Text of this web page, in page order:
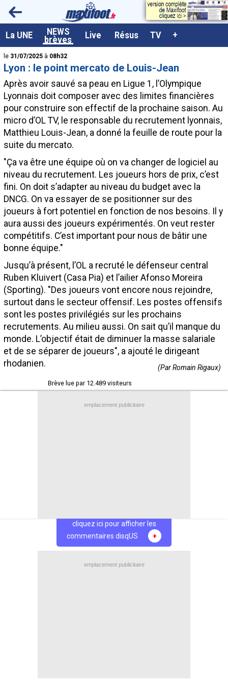
La UNE NEWS
brèves Live Résus TV +
<
le 31/07/2025 à 08h32
Lyon : le point mercato de Louis-Jean
Après avoir sauvé sa peau en Ligue 1, l’Olympique
Lyonnais doit composer avec des limites financières
pour construire son effectif de la prochaine saison. Au
micro d’OL TV, le responsable du recrutement lyonnais,
Matthieu Louis-Jean, a donné la feuille de route pour la
suite du mercato.
"Ça va être une équipe où on va changer de logiciel au
niveau du recrutement. Les joueurs hors de prix, c’est
fini. On doit s’adapter au niveau du budget avec la
DNCG. On va essayer de se positionner sur des
joueurs à fort potentiel en fonction de nos besoins. Il y
aura aussi des joueurs expérimentés. On veut rester
compétitifs. C’est important pour nous de bâtir une
bonne équipe."
Jusqu’à présent, l’OL a recruté le défenseur central
Ruben Kluivert (Casa Pia) et l’ailier Afonso Moreira
(Sporting). "Des joueurs vont encore nous rejoindre,
surtout dans le secteur offensif. Les postes offensifs
sont les postes privilégiés sur les prochains
recrutements. Au milieu aussi. On sait qu’il manque du
monde. L’objectif était de diminuer la masse salariale
et de se séparer de joueurs", a ajouté le dirigeant
rhodanien.
(Par Romain Rigaux)
Brève lue par 12.489 visiteurs
emplacement publicitaire
cliquez ici pour afficher les
commentaires disqUS
+
emplacement publicitaire
A la UNE
Dernières brèves
Live / Matchs en direct
Résultats et Classements
Class. buteurs européens
Programme TV foot
Vidéos
Sondages
Tableau transferts L1
Taille de la police
Paramètrages / Options
Contact / Signaler un bug
Recrutement Maxifoot
Mentions légales
site web Maxifoot.fr